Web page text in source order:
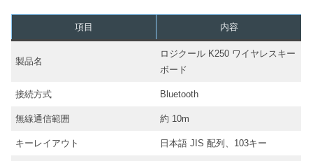
項目 内容
製品名
ロジクール K250 ワイヤレスキー
ボード
接続方式 Bluetooth
無線通信範囲 約 10m
キーレイアウト 日本語 JIS 配列、103キー